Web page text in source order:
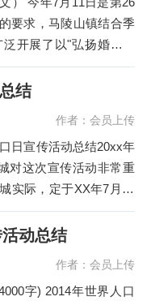
要求，马陵山镇结合季
开展了以"弘扬婚育新
结
作者：会员上传
日宣传活动总结20xx年
对这次宣传活动非常重
实际，定于XX年7月10
动总结
作者：会员上传
世界人口